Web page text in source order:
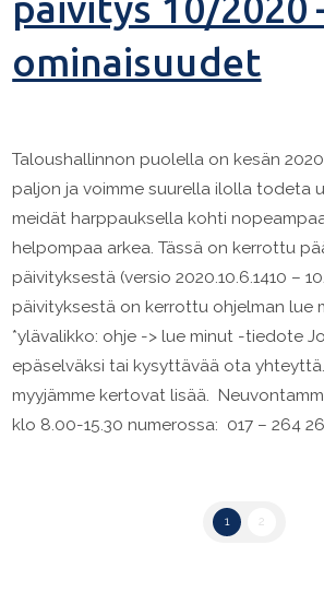
päivitys 10/2020
ominaisuudet
Taloushallinnon puolella on kesän
paljon ja voimme suurella ilolla todeta
meidät harppauksella kohti
helpompaa arkea. Tässä on kerrottu
päivityksestä (versio 2020.10.6.1410 –
päivityksestä on kerrottu ohjelman lue
*ylävalikko: ohje -> lue minut -tiedote
epäselväksi tai kysyttävää ota
myyjämme kertovat lisää.
klo 8.00-15.30 numerossa: 017 – 264
1 2